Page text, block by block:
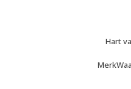
Hart